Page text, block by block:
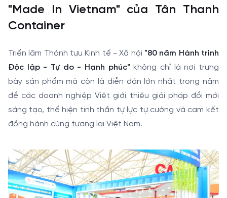
"Made In Vietnam" của Tân Thanh
Container
Triển lãm Thành tựu Kinh tế - Xã hội "80 năm Hành trình
Độc lập - Tự do - Hạnh phúc" không chỉ là nơi trưng
bày sản phẩm mà còn là diễn đàn lớn nhất trong năm
để các doanh nghiệp Việt giới thiệu giải pháp đổi mới
sáng tạo, thể hiện tinh thần tự lực tự cường và cam kết
đồng hành cùng tương lai Việt Nam.